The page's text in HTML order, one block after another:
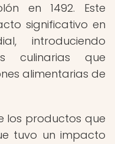
en 1492. Este
significativo en
introduciendo
culinarias que
alimentarias de
los productos que
tuvo un impacto